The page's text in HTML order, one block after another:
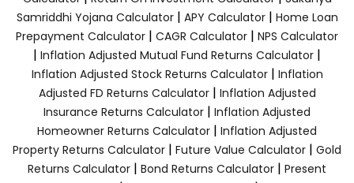
Samriddhi Yojana Calculator| APY Calculator| Home Loan
Prepayment Calculator | CAGR Calculator | NPS Calculator
| Inflation Adjusted Mutual Fund Returns Calculator |
Inflation Adjusted Stock Returns Calculator| Inflation
Adjusted FD Returns Calculator| Inflation Adjusted
Insurance Returns Calculator | Inflation Adjusted
Homeowner Returns Calculator | Inflation Adjusted
Property Returns Calculator | Future Value Calculator | Gold
Returns Calculator | Bond Returns Calculator | Present